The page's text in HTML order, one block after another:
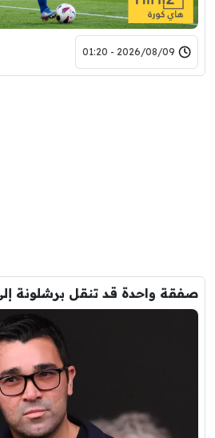
2026/08/09 - 01:20
صفقة واحدة قد تنقل برشلونة